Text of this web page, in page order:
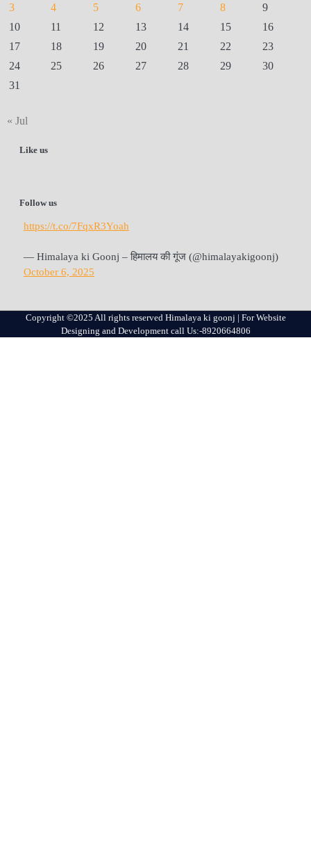
3
4 5 6 7 8
9
10
11 12 13 14 15
16
17
18 19 20 21 22
23
24
25 26 27 28 29
30
31
« Jul
Like us
Follow us
https://t.co/7FqxR3Yoah
— Himalaya ki Goonj – हिमालय की गूंज (@himalayakigoonj)
October 6, 2025
Copyright ©2025 All rights reserved Himalaya ki goonj | For Website
Designing and Development call Us:-8920664806